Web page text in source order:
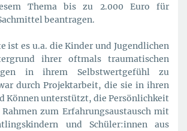
Thema bis zu 2.000 Euro für
beantragen.
ist es u.a. die Kinder und Jugendlichen
ihrer oftmals traumatischen
in ihrem Selbstwertgefühl zu
durch Projektarbeit, die sie in ihren
Können unterstützt, die Persönlichkeit
zum Erfahrungsaustausch mit
und Schüler:innen aus